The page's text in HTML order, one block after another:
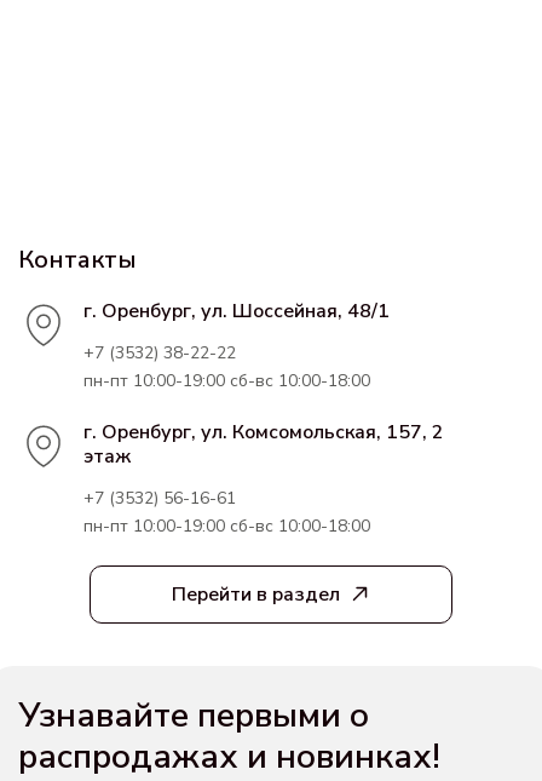
Перейти в раздел
Контакты
г. Оренбург, ул. Шоссейная, 48/1
+7 (3532) 38-22-22
пн-пт 10:00-19:00 сб-вс 10:00-18:00
г. Оренбург, ул. Комсомольская, 157, 2
этаж
+7 (3532) 56-16-61
пн-пт 10:00-19:00 сб-вс 10:00-18:00
Узнавайте первыми о
распродажах и новинках!